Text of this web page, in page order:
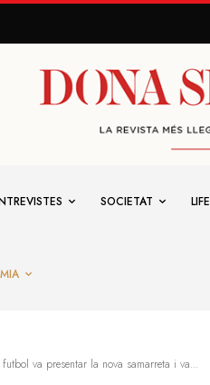
SOCIETAT
va presentar la nova samarreta i va...